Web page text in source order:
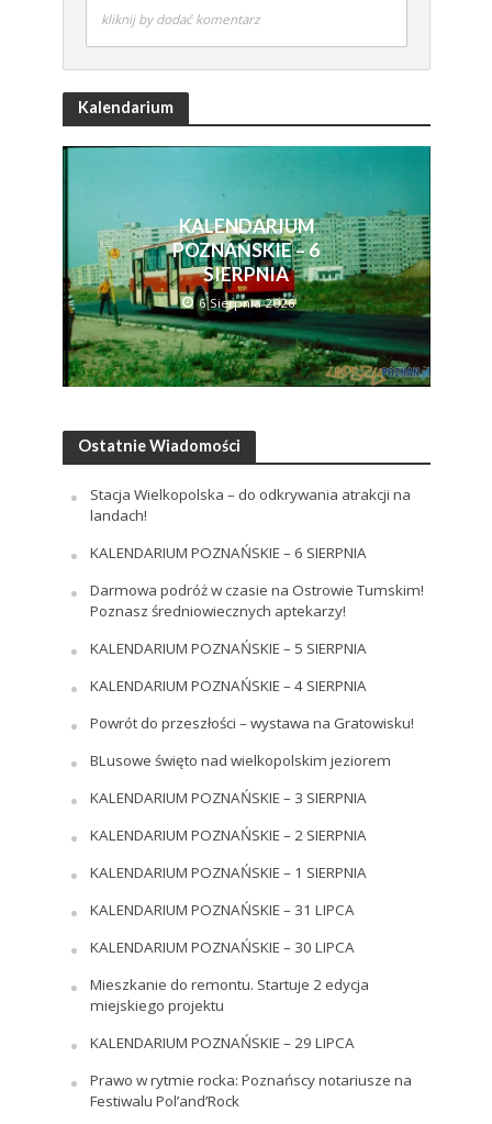
kliknij by dodać komentarz
Kalendarium
KALENDARIUM
POZNAŃSKIE – 6
SIERPNIA
6 Sierpnia 2026
Ostatnie Wiadomości
Stacja Wielkopolska – do odkrywania atrakcji na
landach!
KALENDARIUM POZNAŃSKIE – 6 SIERPNIA
Darmowa podróż w czasie na Ostrowie Tumskim!
Poznasz średniowiecznych aptekarzy!
KALENDARIUM POZNAŃSKIE – 5 SIERPNIA
KALENDARIUM POZNAŃSKIE – 4 SIERPNIA
Powrót do przeszłości – wystawa na Gratowisku!
BLusowe święto nad wielkopolskim jeziorem
KALENDARIUM POZNAŃSKIE – 3 SIERPNIA
KALENDARIUM POZNAŃSKIE – 2 SIERPNIA
KALENDARIUM POZNAŃSKIE – 1 SIERPNIA
KALENDARIUM POZNAŃSKIE – 31 LIPCA
KALENDARIUM POZNAŃSKIE – 30 LIPCA
Mieszkanie do remontu. Startuje 2 edycja
miejskiego projektu
KALENDARIUM POZNAŃSKIE – 29 LIPCA
Prawo w rytmie rocka: Poznańscy notariusze na
Festiwalu Pol’and’Rock